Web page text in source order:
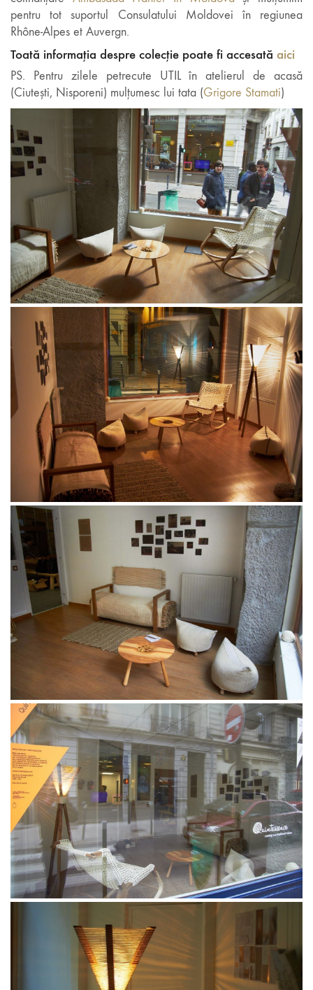
pentru tot suportul Consulatului Moldovei în regiunea
Rhône-Alpes et Auvergn.
Toată informația despre colecție poate fi accesată aici
PS. Pentru zilele petrecute UTIL în atelierul de acasă
(Ciutești, Nisporeni) mulțumesc lui tata (Grigore Stamati)